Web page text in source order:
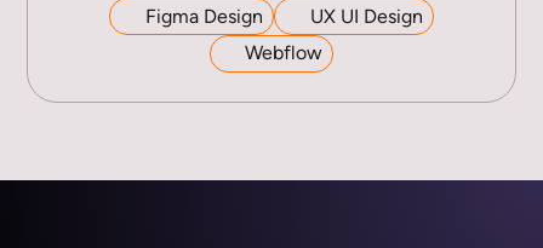
Figma Design
UX UI Design
Webflow